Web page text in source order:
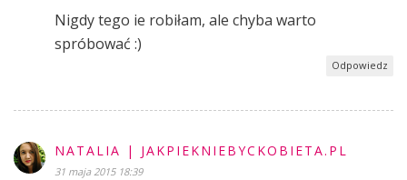
Nigdy tego ie robiłam, ale chyba warto
spróbować :)
Odpowiedz
NATALIA | JAKPIEKNIEBYCKOBIETA.PL
31 maja 2015 18:39